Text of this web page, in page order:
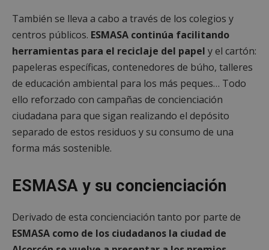
También se lleva a cabo a través de los colegios y
centros públicos. ESMASA continúa facilitando
herramientas para el reciclaje del papel y el cartón:
papeleras específicas, contenedores de búho, talleres
de educación ambiental para los más peques… Todo
ello reforzado con campañas de concienciación
ciudadana para que sigan realizando el depósito
separado de estos residuos y su consumo de una
forma más sostenible.
ESMASA y su concienciación
Derivado de esta concienciación tanto por parte de
ESMASA como de los ciudadanos la ciudad de